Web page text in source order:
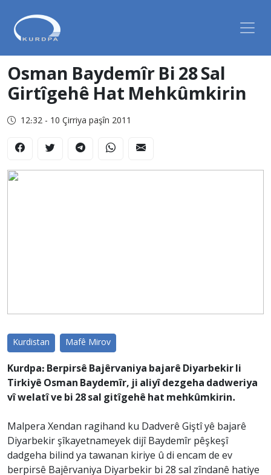
Osman Baydemîr Bi 28 Sal
Girtîgehê Hat Mehkûmkirin
12:32 - 10 Çirriya paşîn 2011
Kurdistan Mafê Mirov
Kurdpa: Berpirsê Bajêrvaniya bajarê Diyarbekir li
Tirkiyê Osman Baydemîr, ji aliyî dezgeha dadweriya
vî welatî ve bi 28 sal gitîgehê hat mehkûmkirin.
Malpera Xendan ragihand ku Dadverê Giştî yê bajarê
Diyarbekir şîkayetnameyek dijî Baydemîr pêşkeşî
dadgeha bilind ya tawanan kiriye û di encam de ev
berpirsê Bajêrvaniya Diyarbekir bi 28 sal zîndanê hatiye